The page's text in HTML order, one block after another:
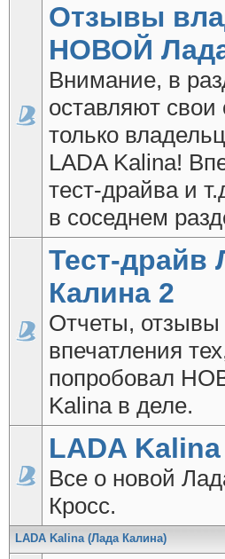
Отзывы
НОВОЙ
Внимание, в
оставляют свои
только
LADA Kalina!
тест-драйва и
в соседнем
Тест-драйв
Калина 2
Отчеты, отзывы
впечатления
попробовал
Kalina в деле.
LADA
Все о новой
Кросс.
LADA Kalina (Лада Калина)